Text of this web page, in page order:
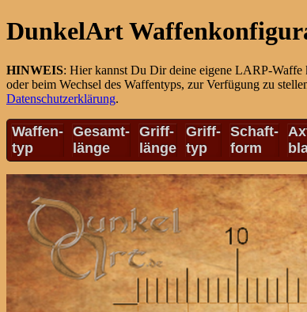
DunkelArt
HINWEIS: Hier kannst Du Dir deine eigene LARP-Waffe
oder beim Wechsel des Waffentyps, zur Verfügung zu
Datenschutzerklärung.
Waffen-
typ
Gesamt-
länge
Griff-
länge
Griff-
typ
Schaft-
form